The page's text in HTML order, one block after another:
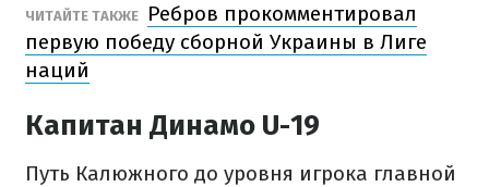
ЧИТАЙТЕ ТАКЖЕ
Ребров прокомментировал
первую победу сборной Украины в Лиге
наций
Капитан Динамо U-19
Путь Калюжного до уровня игрока главной